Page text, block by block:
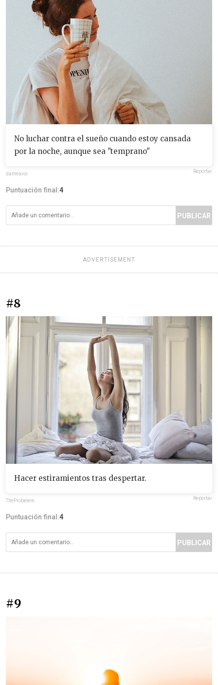
No luchar contra el sueño cuando estoy cansada
por la noche, aunque sea "temprano"
dameavoi Reportar
Puntuación final:4
PUBLICAR
ADVERTISEMENT
#8
Hacer estiramientos tras despertar.
TheProbelem Reportar
Puntuación final:4
PUBLICAR
#9